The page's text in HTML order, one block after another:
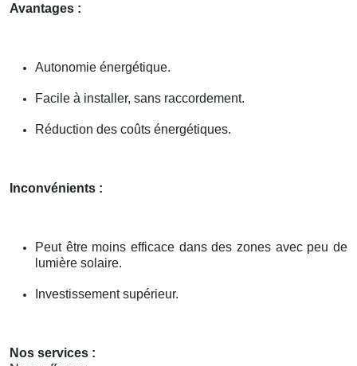
Avantages :
Autonomie énergétique.
Facile à installer, sans raccordement.
Réduction des coûts énergétiques.
Inconvénients :
Peut être moins efficace dans des zones avec peu de
lumière solaire.
Investissement supérieur.
Nos services :